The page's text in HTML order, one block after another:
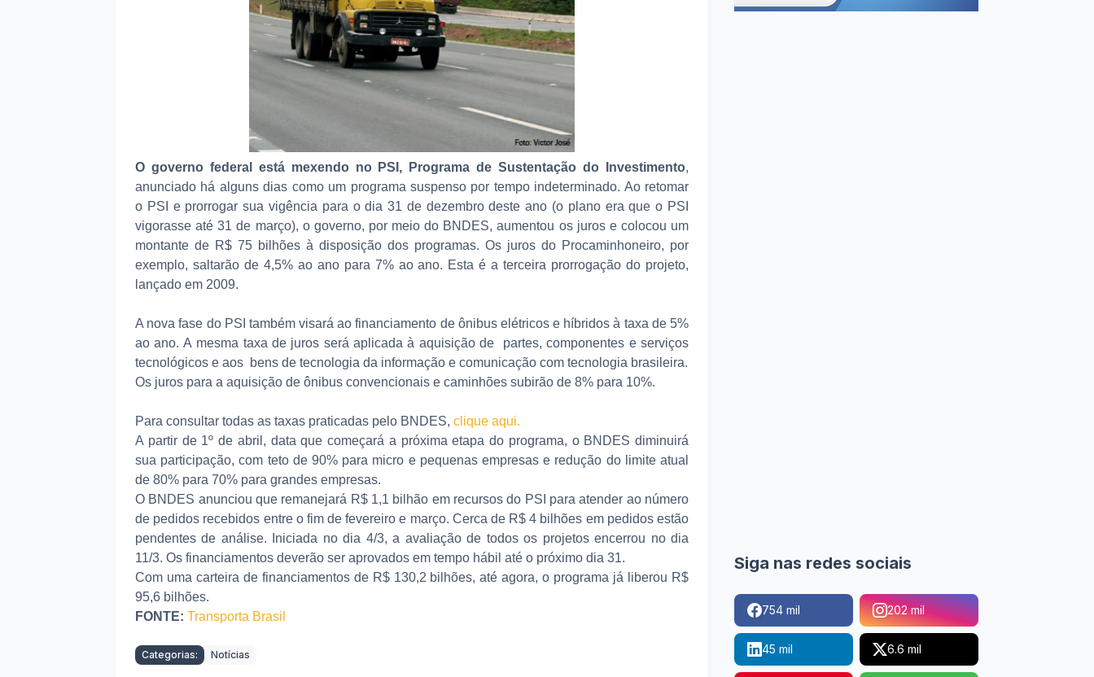
O governo federal está mexendo no PSI, Programa de Sustentação do Investimento,
anunciado há alguns dias como um programa suspenso por tempo indeterminado. Ao retomar
o PSI e prorrogar sua vigência para o dia 31 de dezembro deste ano (o plano era que o PSI
vigorasse até 31 de março), o governo, por meio do BNDES, aumentou os juros e colocou um
montante de R$ 75 bilhões à disposição dos programas. Os juros do Procaminhoneiro, por
exemplo, saltarão de 4,5% ao ano para 7% ao ano. Esta é a terceira prorrogação do projeto,
lançado em 2009.
A nova fase do PSI também visará ao financiamento de ônibus elétricos e híbridos à taxa de 5%
ao ano. A mesma taxa de juros será aplicada à aquisição de partes, componentes e serviços
tecnológicos e aos bens de tecnologia da informação e comunicação com tecnologia brasileira.
Os juros para a aquisição de ônibus convencionais e caminhões subirão de 8% para 10%.
Para consultar todas as taxas praticadas pelo BNDES, clique aqui.
A partir de 1º de abril, data que começará a próxima etapa do programa, o BNDES diminuirá
sua participação, com teto de 90% para micro e pequenas empresas e redução do limite atual
de 80% para 70% para grandes empresas.
O BNDES anunciou que remanejará R$ 1,1 bilhão em recursos do PSI para atender ao número
de pedidos recebidos entre o fim de fevereiro e março. Cerca de R$ 4 bilhões em pedidos estão
pendentes de análise. Iniciada no dia 4/3, a avaliação de todos os projetos encerrou no dia
11/3. Os financiamentos deverão ser aprovados em tempo hábil até o próximo dia 31.
Com uma carteira de financiamentos de R$ 130,2 bilhões, até agora, o programa já liberou R$
95,6 bilhões.
FONTE: Transporta Brasil
Categorias: Notícias
Siga nas redes sociais
754 mil 202 mil
45 mil 6.6 mil